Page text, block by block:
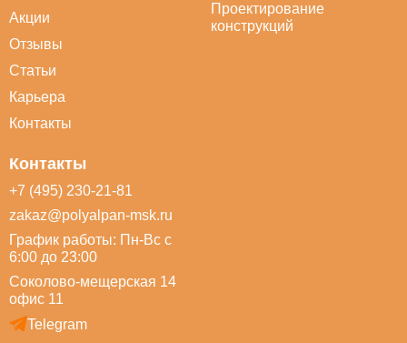
Акции
Отзывы
Статьи
Карьера
Контакты
Проектирование
конструкций
Контакты
+7 (495) 230-21-81
zakaz@polyalpan-msk.ru
График работы: Пн-Вс с
6:00 до 23:00
Соколово-мещерская 14
офис 11
Telegram